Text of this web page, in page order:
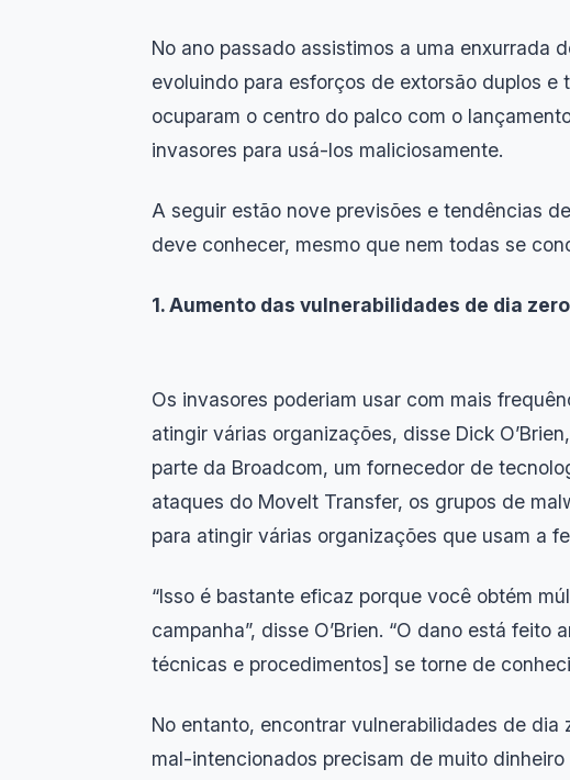
No ano passado assistimos a uma enxurrada
evoluindo para esforços de extorsão duplos
ocuparam o centro do palco com o
invasores para usá-los maliciosamente.
A seguir estão nove previsões e tendências
deve conhecer, mesmo que nem todas se
1. Aumento das vulnerabilidades de dia
Os invasores poderiam usar com mais
atingir várias organizações, disse Dick
parte da Broadcom, um fornecedor de
ataques do MoveIt Transfer, os grupos de
para atingir várias organizações que usam a
“Isso é bastante eficaz porque você obtém
campanha”, disse O’Brien. “O dano está
técnicas e procedimentos] se torne de
No entanto, encontrar vulnerabilidades de dia
mal-intencionados precisam de muito